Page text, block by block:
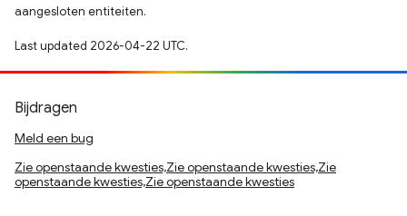
aangesloten entiteiten.
Last updated 2026-04-22 UTC.
Bijdragen
Meld een bug
Zie openstaande kwesties,Zie openstaande kwesties,Zie
openstaande kwesties,Zie openstaande kwesties